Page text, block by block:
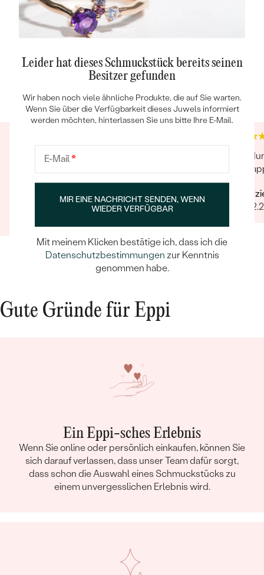
Trusted shop Bewertungen
4.9
Google Bewertungen
4.9
Ich kann die Ware erst bewerten, wenn ich das
gegeben habe.
Gute Gründe für Eppi
Ein Eppi-sches Erlebnis
Wenn Sie online oder persönlich einkaufen, können Sie
sich darauf verlassen, dass unser Team dafür sorgt,
dass schon die Auswahl eines Schmuckstücks zu
einem unvergesslichen Erlebnis wird.
Leider hat dieses Schmuckstück bereits seinen
Besitzer gefunden
Wir haben noch viele ähnliche Produkte, die auf Sie warten.
Wenn Sie über die Verfügbarkeit dieses Juwels informiert
werden möchten, hinterlassen Sie uns bitte Ihre E-Mail.
E-Mail*
MIR EINE NACHRICHT SENDEN, WENN
WIEDER VERFÜGBAR
Mit meinem Klicken bestätige ich, dass ich die
Datenschutzbestimmungen zur Kenntnis
genommen habe.